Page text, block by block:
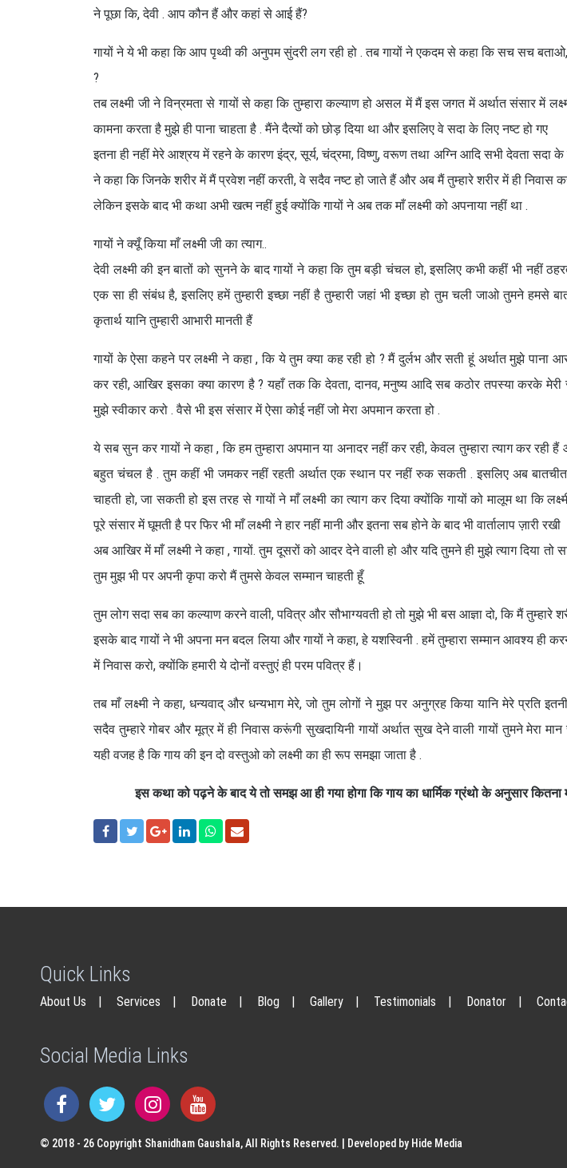
ने पूछा कि, देवी . आप कौन हैं और कहां से आई हैं?
गायों ने ये भी कहा कि आप पृथ्वी की अनुपम सुंदरी लग रही हो . तब गायों ने एकदम से कहा कि सच सच
?
तब लक्ष्मी जी ने विन्रमता से गायों से कहा कि तुम्हारा कल्याण हो असल में मैं इस जगत में अर्थात संसार में
कामना करता है मुझे ही पाना चाहता है . मैंने दैत्यों को छोड़ दिया था और इसलिए वे सदा के लिए नष्ट हो गए
इतना ही नहीं मेरे आश्रय में रहने के कारण इंद्र, सूर्य, चंद्रमा, विष्णु, वरूण तथा अग्नि आदि सभी देवता सदा
ने कहा कि जिनके शरीर में मैं प्रवेश नहीं करती, वे सदैव नष्ट हो जाते हैं और अब मैं तुम्हारे शरीर में ही निवास
लेकिन इसके बाद भी कथा अभी खत्म नहीं हुई क्योंकि गायों ने अब तक माँ लक्ष्मी को अपनाया नहीं था .
गायों ने क्यूँ किया माँ लक्ष्मी जी का त्याग..
देवी लक्ष्मी की इन बातों को सुनने के बाद गायों ने कहा कि तुम बड़ी चंचल हो, इसलिए कभी कहीं भी नहीं
एक सा ही संबंध है, इसलिए हमें तुम्हारी इच्छा नहीं है तुम्हारी जहां भी इच्छा हो तुम चली जाओ तुमने हमसे
कृतार्थ यानि तुम्हारी आभारी मानती हैं
गायों के ऐसा कहने पर लक्ष्मी ने कहा , कि ये तुम क्या कह रही हो ? मैं दुर्लभ और सती हूं अर्थात मुझे पाना
कर रही, आखिर इसका क्या कारण है ? यहाँ तक कि देवता, दानव, मनुष्य आदि सब कठोर तपस्या करके मेरी
मुझे स्वीकार करो . वैसे भी इस संसार में ऐसा कोई नहीं जो मेरा अपमान करता हो .
ये सब सुन कर गायों ने कहा , कि हम तुम्हारा अपमान या अनादर नहीं कर रही, केवल तुम्हारा त्याग कर रही हैं
बहुत चंचल है . तुम कहीं भी जमकर नहीं रहती अर्थात एक स्थान पर नहीं रुक सकती . इसलिए अब
चाहती हो, जा सकती हो इस तरह से गायों ने माँ लक्ष्मी का त्याग कर दिया क्योंकि गायों को मालूम था कि
पूरे संसार में घूमती है पर फिर भी माँ लक्ष्मी ने हार नहीं मानी और इतना सब होने के बाद भी वार्तालाप ज़ारी रखी
अब आखिर में माँ लक्ष्मी ने कहा , गायों. तुम दूसरों को आदर देने वाली हो और यदि तुमने ही मुझे त्याग दिया तो
तुम मुझ भी पर अपनी कृपा करो मैं तुमसे केवल सम्मान चाहती हूँ
तुम लोग सदा सब का कल्याण करने वाली, पवित्र और सौभाग्यवती हो तो मुझे भी बस आज्ञा दो, कि मैं तुम्हारे
इसके बाद गायों ने भी अपना मन बदल लिया और गायों ने कहा, हे यशस्विनी . हमें तुम्हारा सम्मान आवश्य ही
में निवास करो, क्योंकि हमारी ये दोनों वस्तुएं ही परम पवित्र हैं।
तब माँ लक्ष्मी ने कहा, धन्यवाद् और धन्यभाग मेरे, जो तुम लोगों ने मुझ पर अनुग्रह किया यानि मेरे प्रति
सदैव तुम्हारे गोबर और मूत्र में ही निवास करूंगी सुखदायिनी गायों अर्थात सुख देने वाली गायों तुमने मेरा
यही वजह है कि गाय की इन दो वस्तुओ को लक्ष्मी का ही रूप समझा जाता है .
इस कथा को पढ़ने के बाद ये तो समझ आ ही गया होगा कि गाय का धार्मिक ग्रंथो के अनुसार कितना
Quick Links
About Us | Services | Donate | Blog | Gallery | Testimonials | Donator |
Social Media Links
© 2018 - 26 Copyright Shanidham Gaushala, All Rights Reserved. | Developed by Hide Media